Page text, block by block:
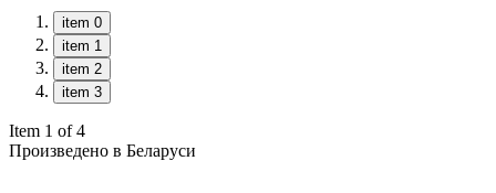
item 0
item 1
item 2
item 3
Item 1 of 4
Произведено в Беларуси